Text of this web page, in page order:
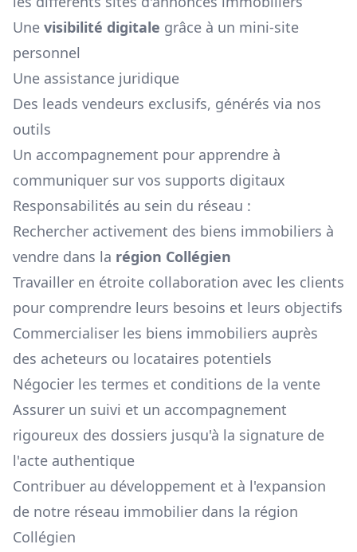
Une visibilité digitale grâce à un mini-site
personnel
Une assistance juridique
Des leads vendeurs exclusifs, générés via nos
outils
Un accompagnement pour apprendre à
communiquer sur vos supports digitaux
Responsabilités au sein du réseau :
Rechercher activement des biens immobiliers à
vendre dans la région Collégien
Travailler en étroite collaboration avec les clients
pour comprendre leurs besoins et leurs objectifs
Commercialiser les biens immobiliers auprès
des acheteurs ou locataires potentiels
Négocier les termes et conditions de la vente
Assurer un suivi et un accompagnement
rigoureux des dossiers jusqu'à la signature de
l'acte authentique
Contribuer au développement et à l'expansion
de notre réseau immobilier dans la région
Collégien